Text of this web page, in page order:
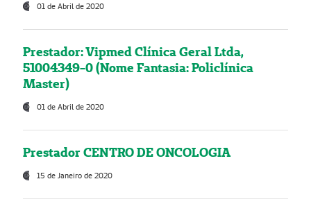
01 de Abril de 2020
Prestador: Vipmed Clínica Geral Ltda,
51004349-0 (Nome Fantasia: Policlínica
Master)
01 de Abril de 2020
Prestador CENTRO DE ONCOLOGIA
15 de Janeiro de 2020